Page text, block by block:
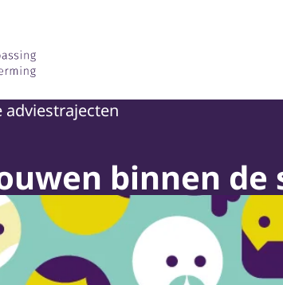
adviestrajecten
binnen